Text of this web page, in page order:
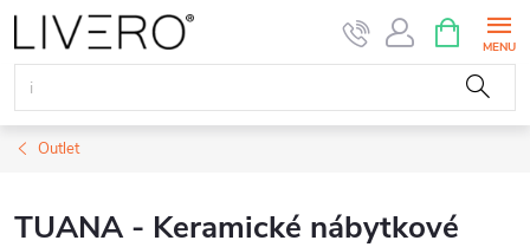
Prejsť
na
obsah
KOŠÍK
Outlet
TUANA - Keramické nábytkové